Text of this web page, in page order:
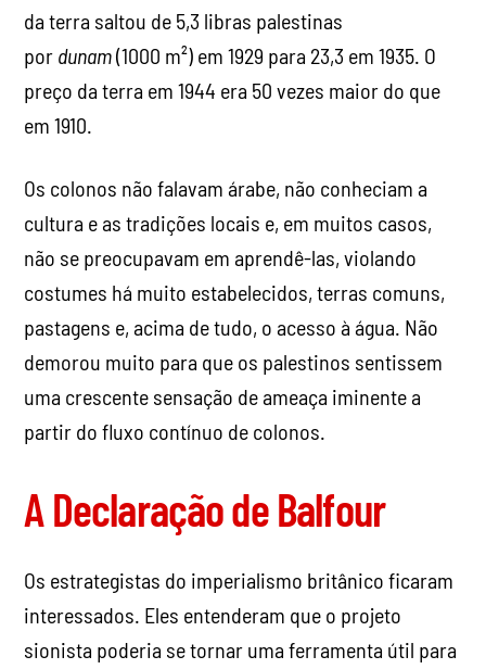
da terra saltou de 5,3 libras palestinas
por dunam(1000 m²) em 1929 para 23,3 em 1935. O
preço da terra em 1944 era 50 vezes maior do que
em 1910.
Os colonos não falavam árabe, não conheciam a
cultura e as tradições locais e, em muitos casos,
não se preocupavam em aprendê-las, violando
costumes há muito estabelecidos, terras comuns,
pastagens e, acima de tudo, o acesso à água. Não
demorou muito para que os palestinos sentissem
uma crescente sensação de ameaça iminente a
partir do fluxo contínuo de colonos.
A Declaração de Balfour
Os estrategistas do imperialismo britânico ficaram
interessados. Eles entenderam que o projeto
sionista poderia se tornar uma ferramenta útil para